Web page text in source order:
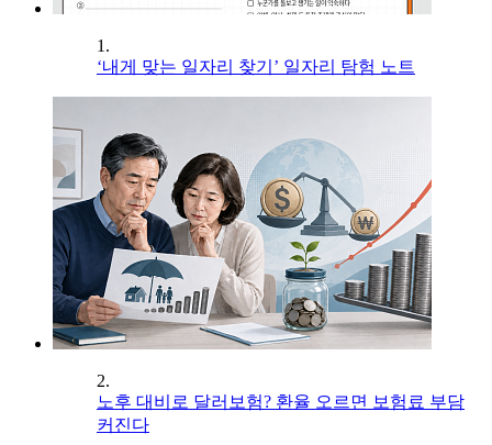
1.
‘내게 맞는 일자리 찾기’ 일자리 탐험 노트
2.
노후 대비로 달러보험? 환율 오르면 보험료 부담
커진다